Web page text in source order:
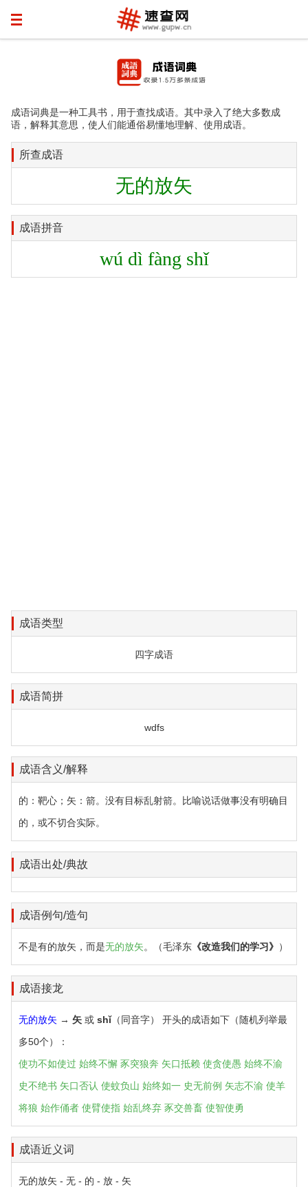
成语词典是一种工具书，用于查找成语。其中录入了绝大多数成
语，解释其意思，使人们能通俗易懂地理解、使用成语。
所查成语
无的放矢
成语拼音
wú dì fàng shǐ
成语类型
四字成语
成语简拼
wdfs
成语含义/解释
的：靶心；矢：箭。没有目标乱射箭。比喻说话做事没有明确目
的，或不切合实际。
成语出处/典故
成语例句/造句
不是有的放矢，而是无的放矢。（毛泽东 《改造我们的学习》 ）
成语接龙
无的放矢 → 矢 或 shǐ（同音字） 开头的成语如下（随机列举最
多50个）：
使功不如使过 始终不懈 豕突狼奔 矢口抵赖 使贪使愚 始终不渝
史不绝书 矢口否认 使蚊负山 始终如一 史无前例 矢志不渝 使羊
将狼 始作俑者 使臂使指 始乱终弃 豕交兽畜 使智使勇
成语近义词
无的放矢 - 无 - 的 - 放 - 矢